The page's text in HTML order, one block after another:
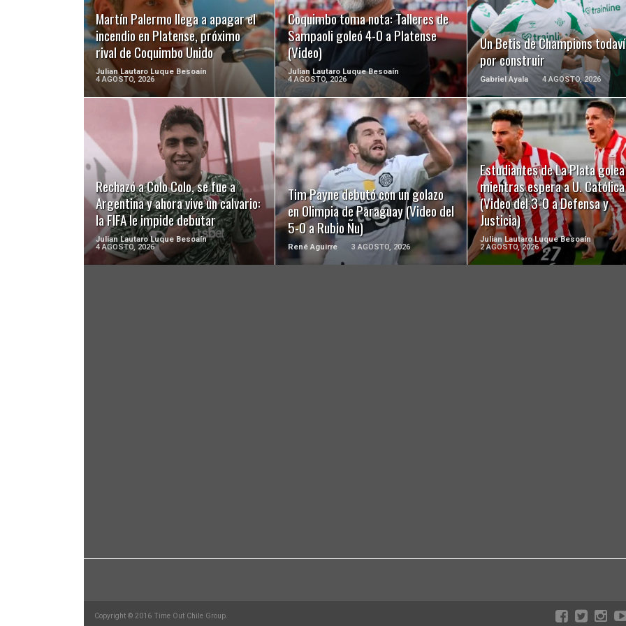
Martín Palermo llega a apagar el
incendio en Platense, próximo
rival de Coquimbo Unido
Julian Lautaro Luque Besoaín
4 AGOSTO, 2026
Coquimbo toma nota: Talleres de
Sampaoli goleó 4-0 a Platense
(Video)
Julian Lautaro Luque Besoaín
4 AGOSTO, 2026
Un Betis de Champions
por construir
Gabriel Ayala 4 AGOSTO, 2026
Rechazó a Colo Colo, se fue a
Argentina y ahora vive un calvario:
la FIFA le impide debutar
Julian Lautaro Luque Besoaín
4 AGOSTO, 2026
LEER MÁS
Tim Payne debutó con un golazo
en Olimpia de Paraguay (Video del
5-0 a Rubio Ñu)
René Aguirre 3 AGOSTO, 2026
LEER MÁS
Estudiantes de La Plata golea
mientras espera a U. Católica
(Video del 3-0 a Defensa y
Justicia)
Julian Lautaro Luque Besoaín
2 AGOSTO, 2026
LEER MÁS
Copyright © 2016 Time Out Chile Group.